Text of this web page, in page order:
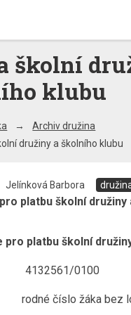
školní
klubu
Archiv družina
družiny a školního klubu
Jelínková Barbora
platbu školní družiny
pro platbu školní
0100
rodné číslo žáka bez